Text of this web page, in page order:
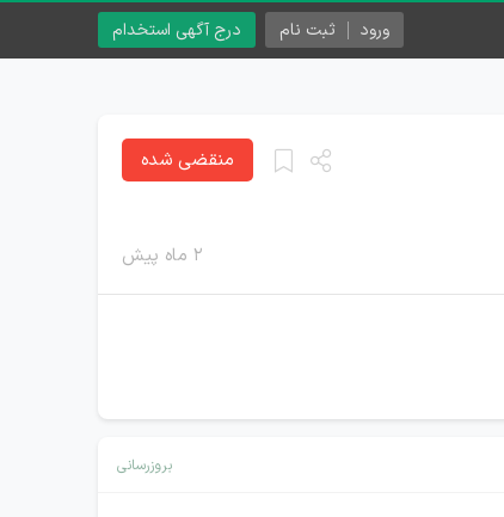
درج آگهی استخدام ورود ثبت نام
۲ ماه پیش
منقضی شده
بروزرسانی